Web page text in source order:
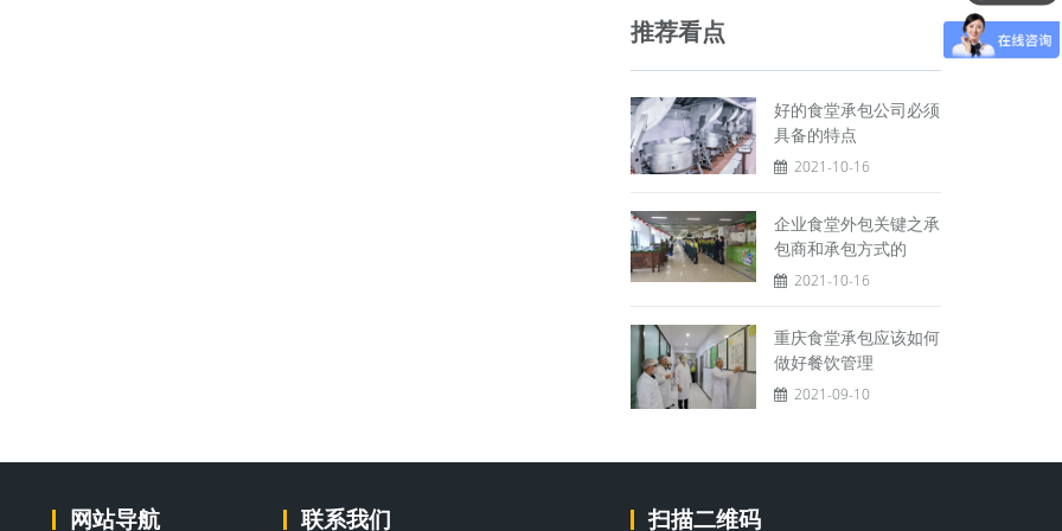
推荐看点
好的食堂承包公司必须
具备的特点
2021-10-16
企业食堂外包关键之承
包商和承包方式的
2021-10-16
重庆食堂承包应该如何
做好餐饮管理
2021-09-10
网站导航 联系我们 扫描二维码